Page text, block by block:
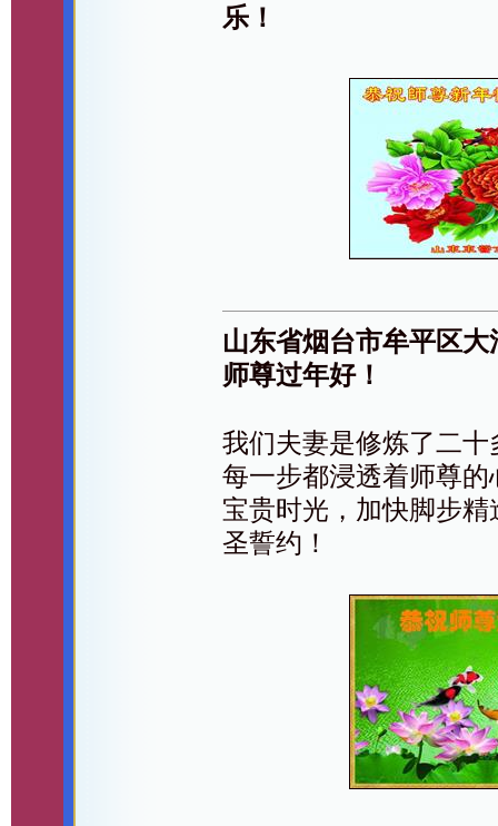
乐！
山东省烟台市牟平区
师尊过年好！
我们夫妻是修炼了二
每一步都浸透着师尊
宝贵时光，加快脚步
圣誓约！